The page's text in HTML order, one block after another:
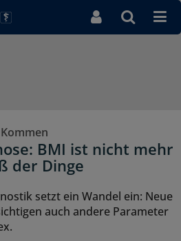
BMI ist nicht mehr
der Dinge
setzt ein Wandel ein: Neue
auch andere Parameter